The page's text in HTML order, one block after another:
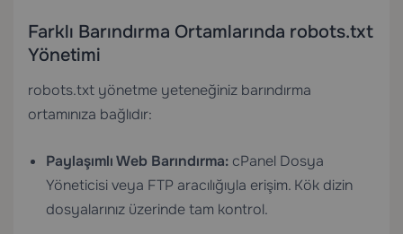
Farklı Barındırma Ortamlarında robots.txt
Yönetimi
robots.txt yönetme yeteneğiniz barındırma
ortamınıza bağlıdır:
Paylaşımlı Web Barındırma: cPanel Dosya
Yöneticisi veya FTP aracılığıyla erişim. Kök dizin
dosyalarınız üzerinde tam kontrol.